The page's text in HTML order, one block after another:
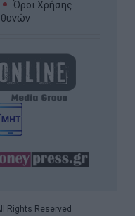
Όροι Χρήσης
Rights Reserved